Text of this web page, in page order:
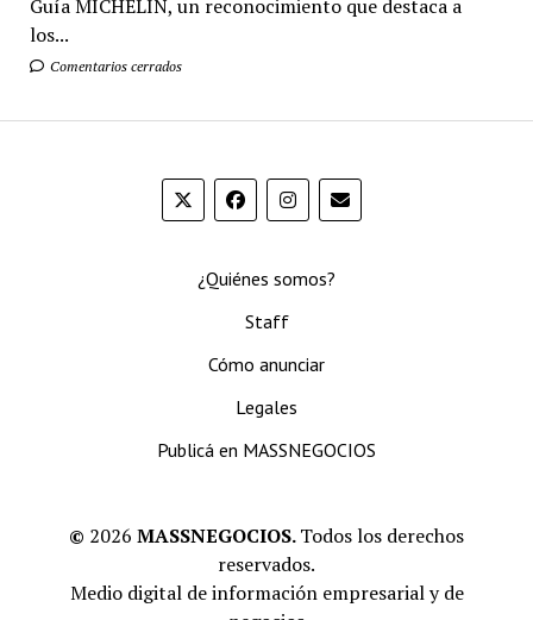
Guía MICHELIN, un reconocimiento que destaca a
los...
Comentarios cerrados
¿Quiénes somos?
Staff
Cómo anunciar
Legales
Publicá en MASSNEGOCIOS
© 2026 MASSNEGOCIOS.Todos los derechos
reservados.
Medio digital de información empresarial y de